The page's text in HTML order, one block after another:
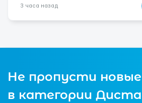
3 часа назад
Не пропусти
в категории